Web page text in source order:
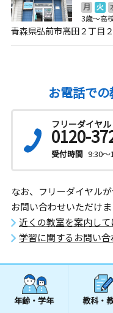
月 火
3歳～高
青森県弘前市高田２丁目
お電話で
フリーダイヤル
0120-
受付時間 9:30～
なお、フリーダイヤル
お問い合わせいただけま
近くの教室を案内して
学習に関するお問い合
年齢・学年 教科・